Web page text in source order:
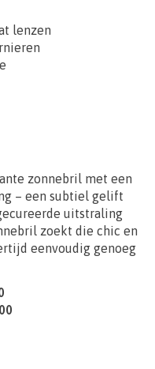
lenzen
zonnebril met een
– een subtiel gelift
uitstraling
zoekt die chic en
eenvoudig genoeg